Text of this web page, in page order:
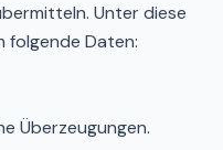
Unter diese
folgende Daten:
Überzeugungen.